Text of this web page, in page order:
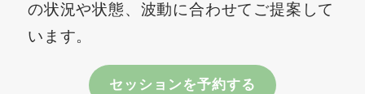
の状況や状態、波動に合わせてご提案して
います。
セッションを予約する